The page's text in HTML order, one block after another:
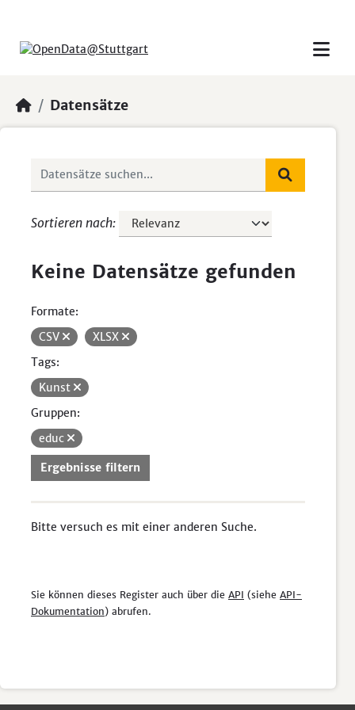
Datensätze
Sortieren nach
Keine Datensätze gefunden
Formate:
CSV
XLSX
Tags:
Kunst
Gruppen:
educ
Ergebnisse filtern
Bitte versuch es mit einer anderen Suche.
Sie können dieses Register auch über die API (siehe API-
Dokumentation) abrufen.